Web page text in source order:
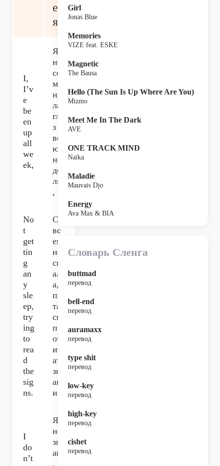
ен
я
I,
I’v
e
be
en
up
all
we
ek,
Я
не
со
мк
ну
ла
гла
з
вс
ю
не
де
лю
,
No
t
get
tin
g
an
y
sle
ep,
try
ing
to
rea
d
the
sig
ns.
Со
вс
ем
не
сп
ал
а,
пы
тая
сь
пр
оч
ит
ать
зн
ак
и.
I
do
n’t
Я
не
зн
аю
,
Girl
Jonas Blue
Memories
VIZE feat. ESKE
Magnetic
The Bausa
Hello (The Sun Is Up Where Are You)
Mizmo
Meet Me In The Dark
AVE
ONE TRACK MIND
Naïka
Maladie
Mauvais Djo
Energy
Ava Max & BIA
Словарь Сленга
buttmad
перевод
bell-end
перевод
auramaxx
перевод
type shit
перевод
low-key
перевод
high-key
перевод
cishet
перевод